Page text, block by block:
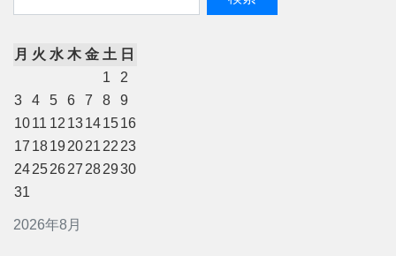
2026年8月
月 火 水 木 金 土 日
1
2
3
4 5 6 7 8
9
1011 12 13141516
17 18192021 22 23
24252627 282930
31